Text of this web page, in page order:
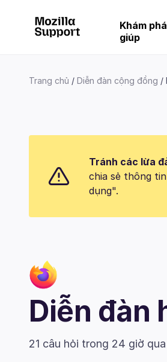
Khám
giúp
Trang chủ Diễn đàn cộng đồng
Tránh các lừa
chia sẻ thông
dụng".
Diễn đàn
21 câu hỏi trong 24 giờ